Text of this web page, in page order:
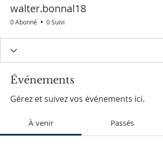
walter.bonnal18
0 Abonné 0 Suivi
Événements
Gérez et suivez vos événements ici.
À venir Passés